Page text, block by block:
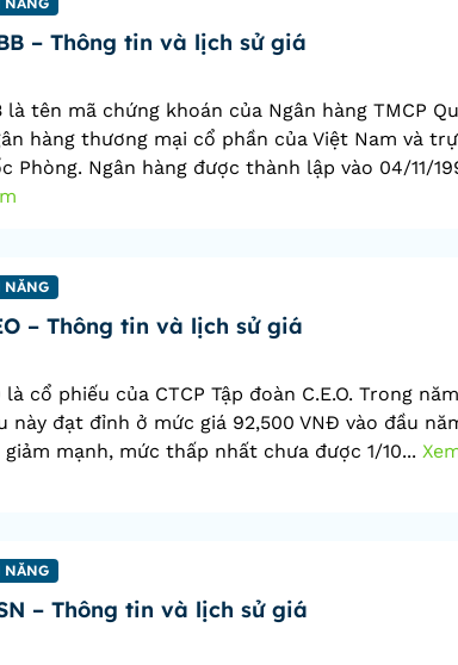
– Thông tin và lịch sử giá
là tên mã chứng khoán của Ngân hàng TMCP
hàng thương mại cổ phần của Việt Nam và
Phòng. Ngân hàng được thành lập vào 04/11/
NĂNG
– Thông tin và lịch sử giá
là cổ phiếu của CTCP Tập đoàn C.E.O. Trong năm
này đạt đỉnh ở mức giá 92,500 VNĐ vào đầu
mạnh, mức thấp nhất chưa được 1/10...
NĂNG
– Thông tin và lịch sử giá